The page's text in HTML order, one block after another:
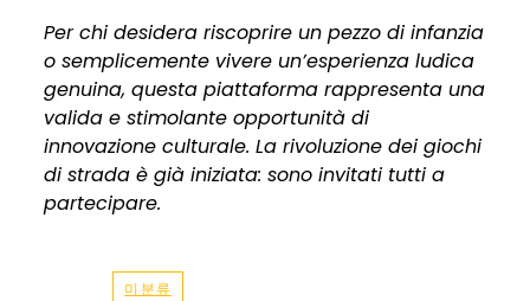
Per chi desidera riscoprire un pezzo di infanzia
o semplicemente vivere un’esperienza ludica
genuina, questa piattaforma rappresenta una
valida e stimolante opportunità di
innovazione culturale. La rivoluzione dei giochi
di strada è già iniziata: sono invitati tutti a
partecipare.
미분류